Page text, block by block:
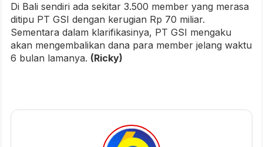
Di Bali sendiri ada sekitar 3.500 member yang merasa
ditipu PT GSI dengan kerugian Rp 70 miliar.
Sementara dalam klarifikasinya, PT GSI mengaku
akan mengembalikan dana para member jelang waktu
6 bulan lamanya. (Ricky)